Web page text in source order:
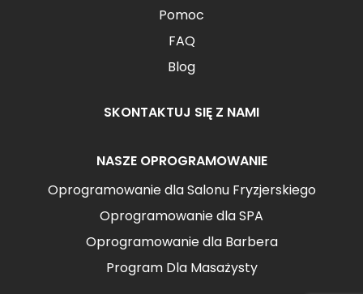
Pomoc
FAQ
Blog
SKONTAKTUJ SIĘ Z NAMI
NASZE OPROGRAMOWANIE
Oprogramowanie dla Salonu Fryzjerskiego
Oprogramowanie dla SPA
Oprogramowanie dla Barbera
Program Dla Masażysty